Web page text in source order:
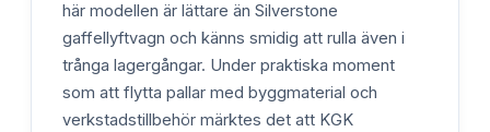
här modellen är lättare än Silverstone
gaffellyftvagn och känns smidig att rulla även i
trånga lagergångar. Under praktiska moment
som att flytta pallar med byggmaterial och
verkstadstillbehör märktes det att KGK